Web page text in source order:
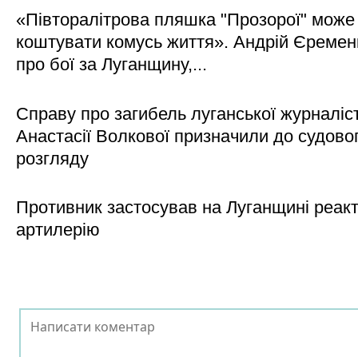
«Півторалітрова пляшка "Прозорої" може
коштувати комусь життя». Андрій
про бої за Луганщину,...
Справу про загибель луганської
Анастасії Волкової призначили до
розгляду
Противник застосував на Луганщині
артилерію